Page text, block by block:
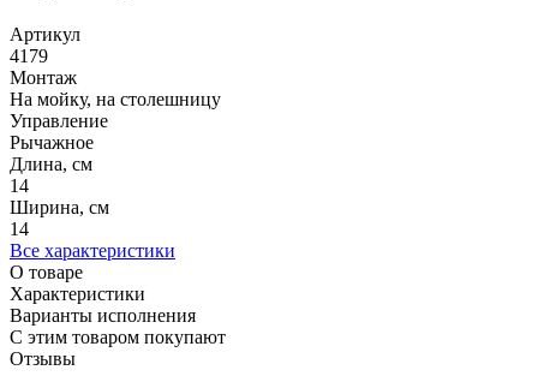
Артикул
4179
Монтаж
На мойку, на столешницу
Управление
Рычажное
Длина, см
14
Ширина, см
14
Все характеристики
О товаре
Характеристики
Варианты исполнения
С этим товаром покупают
Отзывы